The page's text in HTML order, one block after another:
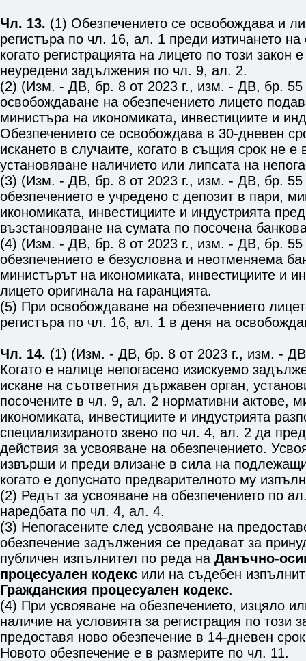
Чл. 13. (1) Обезпечението се освобождава и
регистъра по чл. 16, ал. 1 преди изтичането
когато регистрацията на лицето по този закон
неуредени задължения по чл. 9, ал. 2.
(2) (Изм. - ДВ, бр. 8 от 2023 г., изм. - ДВ, бр. 55
освобождаване на обезпечението лицето
министъра на икономиката, инвестициите и
Обезпечението се освобождава в 30-дневен
искането в случаите, когато в същия срок не е
установяване наличието или липсата на
(3) (Изм. - ДВ, бр. 8 от 2023 г., изм. - ДВ, бр. 55
обезпечението е учредено с депозит в пари,
икономиката, инвестициите и индустрията
възстановяване на сумата по посочена
(4) (Изм. - ДВ, бр. 8 от 2023 г., изм. - ДВ, бр. 55
обезпечението е безусловна и неотменяема
министърът на икономиката, инвестициите и
лицето оригинала на гаранцията.
(5) При освобождаване на обезпечението
регистъра по чл. 16, ал. 1 в деня на
Чл. 14. (1) (Изм. - ДВ, бр. 8 от 2023 г., изм. -
Когато е налице непогасено изискуемо
искане на съответния държавен орган,
посочените в чл. 9, ал. 2 нормативни актове,
икономиката, инвестициите и индустрията
специализираното звено по чл. 4, ал. 2 да
действия за усвояване на обезпечението.
извърши и преди влизане в сила на
когато е допуснато предварителното му
(2) Редът за усвояване на обезпечението по
наредбата по чл. 4, ал. 4.
(3) Непогасените след усвояване на
обезпечение задължения се предават за
публичен изпълнител по реда на Данъчно-
процесуален кодекс или на съдебен
Гражданския процесуален кодекс.
(4) При усвояване на обезпечението, изцяло
наличие на условията за регистрация по този
предоставя ново обезпечение в 14-дневен
Новото обезпечение е в размерите по чл. 11.